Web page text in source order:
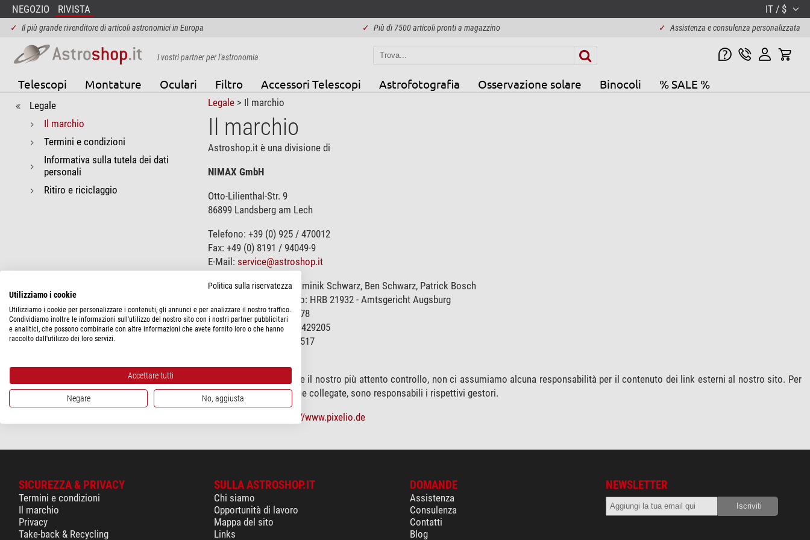
NEGOZIO RIVISTA IT / $
✓ Il più grande rivenditore di articoli astronomici in Europa ✓ Più di 7500 articoli pronti a magazzino ✓ Assistenza e consulenza personalizzata
I vostri partner per l'astronomia
Telescopi Montature Oculari Filtro Accessori Telescopi Astrofotografia Osservazione solare Binocoli % SALE %
Legale
Il marchio
Termini e condizioni
Informativa sulla tutela dei dati
personali
Ritiro e riciclaggio
Legale> Il marchio
Il marchio
Astroshop.it è una divisione di
NIMAX GmbH
Otto-Lilienthal-Str. 9
86899 Landsberg am Lech
Telefono: +39 (0) 925 / 470012
Fax: +49 (0) 8191 / 94049-9
E-Mail: service@astroshop.it
Titolari del negozio: Dominik Schwarz, Ben Schwarz, Patrick Bosch
Registro del commercio: HRB 21932 - Amtsgericht Augsburg
Partita IVA: DE250000378
ElektroG Reg.Nr.: DE 95429205
Batt-Reg.-Nr.: DE 94266517
Nonostante il nostro più attento controllo, non ci assumiamo alcuna responsabilità per il contenuto dei link esterni al nostro sito. Per
il contenuto delle pagine collegate, sono responsabili i rispettivi gestori.
https://www.pixelio.de
SICUREZZA & PRIVACY
Termini e condizioni
Il marchio
Privacy
Take-back & Recycling
SULLA ASTROSHOP.IT
Chi siamo
Opportunità di lavoro
Mappa del sito
Links
DOMANDE
Assistenza
Consulenza
Contatti
Blog
NEWSLETTER
Politica sulla riservatezza
Utilizziamo i cookie
Utilizziamo i cookie per personalizzare i contenuti, gli annunci e per analizzare il nostro traffico.
Condividiamo inoltre le informazioni sull'utilizzo del nostro sito con i nostri partner pubblicitari
e analitici, che possono combinarle con altre informazioni che avete fornito loro o che hanno
raccolto dall'utilizzo dei loro servizi.
Accettare tutti
Negare No, aggiusta